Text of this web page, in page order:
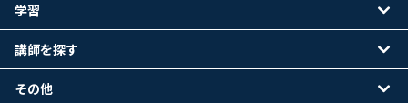
学習
講師を探す
その他